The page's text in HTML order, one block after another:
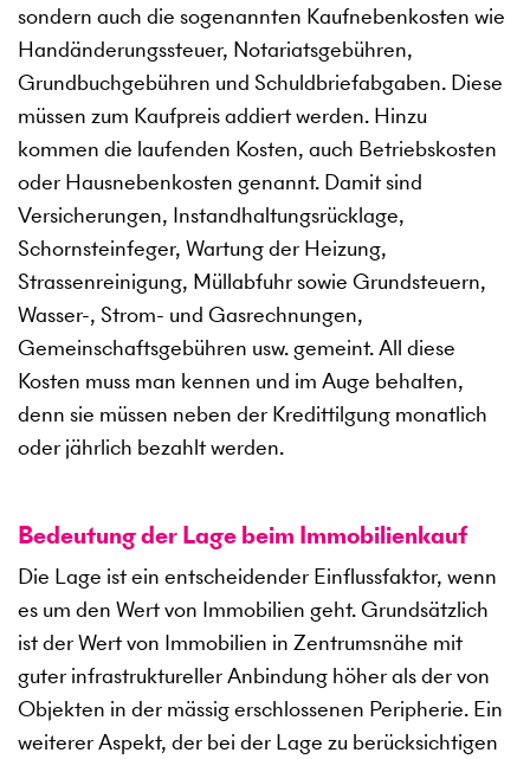
sondern auch die sogenannten Kaufnebenkosten wie
Handänderungssteuer, Notariatsgebühren,
Grundbuchgebühren und Schuldbriefabgaben. Diese
müssen zum Kaufpreis addiert werden. Hinzu
kommen die laufenden Kosten, auch Betriebskosten
oder Hausnebenkosten genannt. Damit sind
Versicherungen, Instandhaltungsrücklage,
Schornsteinfeger, Wartung der Heizung,
Strassenreinigung, Müllabfuhr sowie Grundsteuern,
Wasser-, Strom- und Gasrechnungen,
Gemeinschaftsgebühren usw. gemeint. All diese
Kosten muss man kennen und im Auge behalten,
denn sie müssen neben der Kredittilgung monatlich
oder jährlich bezahlt werden.
Bedeutung der Lage beim Immobilienkauf
Die Lage ist ein entscheidender Einflussfaktor, wenn
es um den Wert von Immobilien geht. Grundsätzlich
ist der Wert von Immobilien in Zentrumsnähe mit
guter infrastruktureller Anbindung höher als der von
Objekten in der mässig erschlossenen Peripherie. Ein
weiterer Aspekt, der bei der Lage zu berücksichtigen